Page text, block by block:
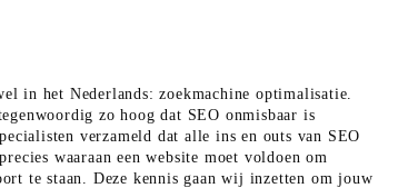
in het Nederlands: zoekmachine optimalisatie.
zo hoog dat SEO onmisbaar is
verzameld dat alle ins en outs van SEO
waaraan een website moet voldoen om
te staan. Deze kennis gaan wij inzetten om jouw